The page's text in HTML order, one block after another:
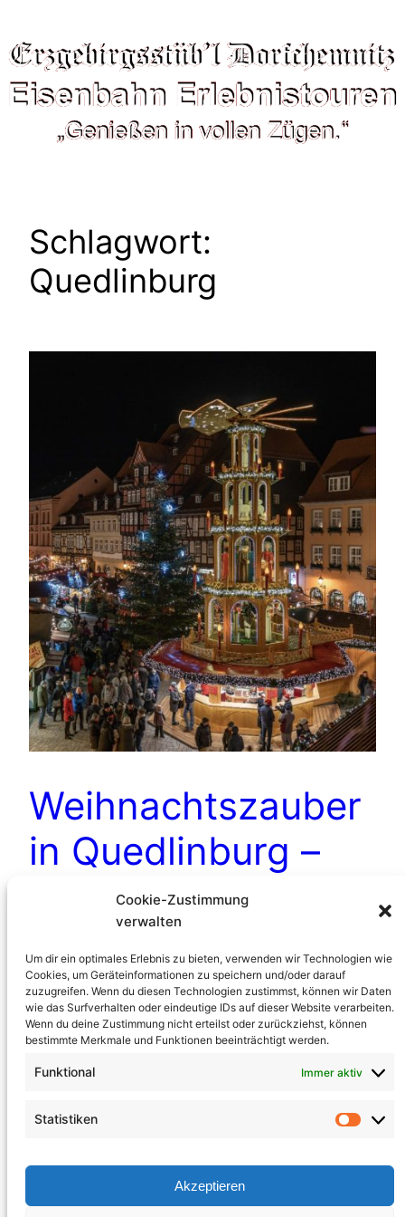
Cookie-Zustimmung
verwalten
Um dir ein optimales Erlebnis zu bieten, verwenden wir Technologien wie
Cookies, um Geräteinformationen zu speichern und/oder darauf
zuzugreifen. Wenn du diesen Technologien zustimmst, können wir Daten
wie das Surfverhalten oder eindeutige IDs auf dieser Website verarbeiten.
Wenn du deine Zustimmung nicht erteilst oder zurückziehst, können
bestimmte Merkmale und Funktionen beeinträchtigt werden.
Funktional Immer aktiv
Statistiken
Akzeptieren
Schlagwort:
Quedlinburg
Weihnachtszauber
in Quedlinburg –
„Advent in den
Höfen“
Fahren Sie mit uns zum „Advent in den Höfen “
nach Quedlinburg und…